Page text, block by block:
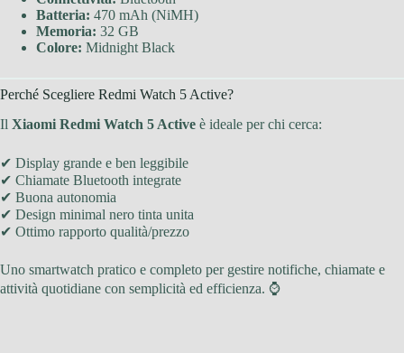
Batteria: 470 mAh (NiMH)
Memoria: 32 GB
Colore: Midnight Black
Perché Scegliere Redmi Watch 5 Active?
Il Xiaomi Redmi Watch 5 Active è ideale per chi cerca:
✔ Display grande e ben leggibile
✔ Chiamate Bluetooth integrate
✔ Buona autonomia
✔ Design minimal nero tinta unita
✔ Ottimo rapporto qualità/prezzo
Uno smartwatch pratico e completo per gestire notifiche, chiamate e
attività quotidiane con semplicità ed efficienza. ⌚